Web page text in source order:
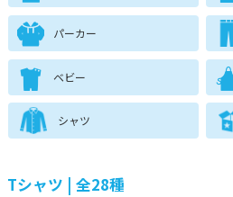
パーカー
ベビー
シャツ
Tシャツ | 全28種